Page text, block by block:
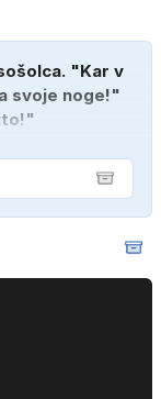
"Kar v
svoje noge!"